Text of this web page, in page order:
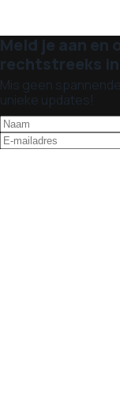
Meld je aan
rechtstreeks
Mis geen
unieke updates!